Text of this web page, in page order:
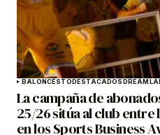
BALONCESTO DESTACADOS
La campaña de
25/26 sitúa al club
en los Sports Business